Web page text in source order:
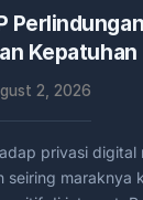
Kepatuhan
2, 2026
privasi digital
seiring maraknya